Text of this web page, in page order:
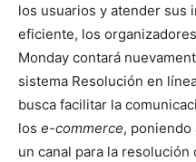
los usuarios y atender sus
eficiente, los
Monday contará
sistema Resolución en
busca facilitar la
los e-commerce, poniendo
un canal para la